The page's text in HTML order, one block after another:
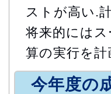
ストが高い.
将来的には
算の実行を
今年度の